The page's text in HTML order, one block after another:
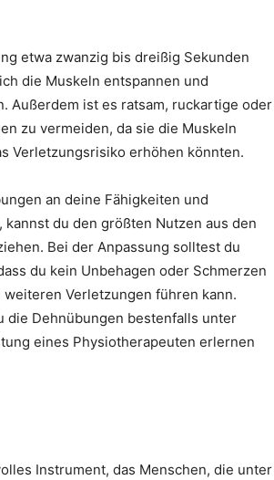
etwa zwanzig bis dreißig Sekunden
die Muskeln entspannen und
Außerdem ist es ratsam, ruckartige oder
zu vermeiden, da sie die Muskeln
Verletzungsrisiko erhöhen könnten.
an deine Fähigkeiten und
kannst du den größten Nutzen aus den
Bei der Anpassung solltest du
du kein Unbehagen oder Schmerzen
Verletzungen führen kann.
die Dehnübungen bestenfalls unter
eines Physiotherapeuten erlernen
Instrument, das Menschen, die unter